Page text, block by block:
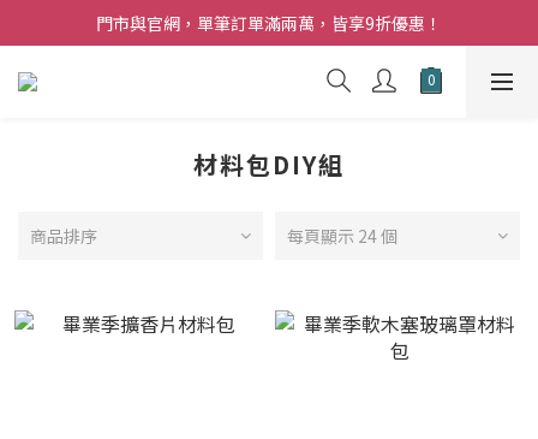
夏日購花福利．消費不限金額【贈】乾燥玫瑰乙束
門市與官網，單筆訂單滿兩萬，皆享9折優惠！
夏日購花福利．消費不限金額【贈】乾燥玫瑰乙束
材料包DIY組
商品排序 每頁顯示 24 個